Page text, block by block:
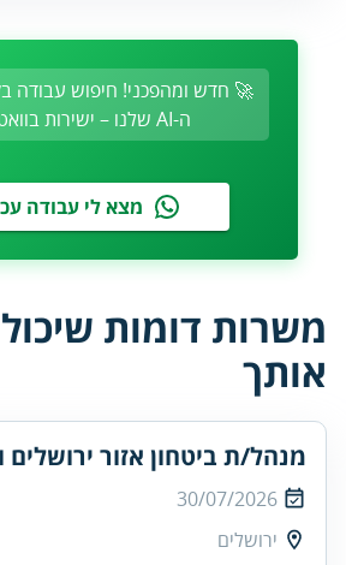
🚀 חדש ומהפכני! חיפוש עבודה
ה-AI שלנו – ישירות בוואטסאפ
מצא לי עבודה
משרות דומות
אותך
מנהל/ת ביטחון אזור ירושלים
30/07/2026
ירושלים